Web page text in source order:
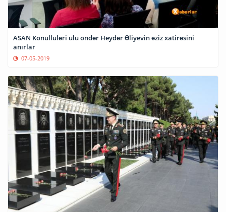
ASAN Könüllüləri ulu öndər Heydər Əliyevin əziz xatirəsini
anırlar
07-05-2019